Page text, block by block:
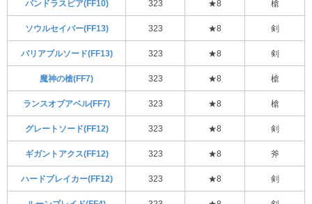
パンドラスピア(FF10) 323 ★8 槍
ソウルセイバー(FF13) 323 ★8 剣
バリアブルソード(FF13) 323 ★8 剣
魔神の槍(FF7) 323 ★8 槍
ランスオブアベル(FF7) 323 ★8 槍
グレートソード(FF12) 323 ★8 剣
ギガントアクス(FF12) 323 ★8 斧
ハードブレイカー(FF12) 323 ★8 剣